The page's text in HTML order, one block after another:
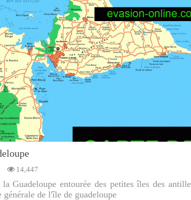
14,447
la Guadeloupe entourée des petites îles des
de l'île de guadeloupe